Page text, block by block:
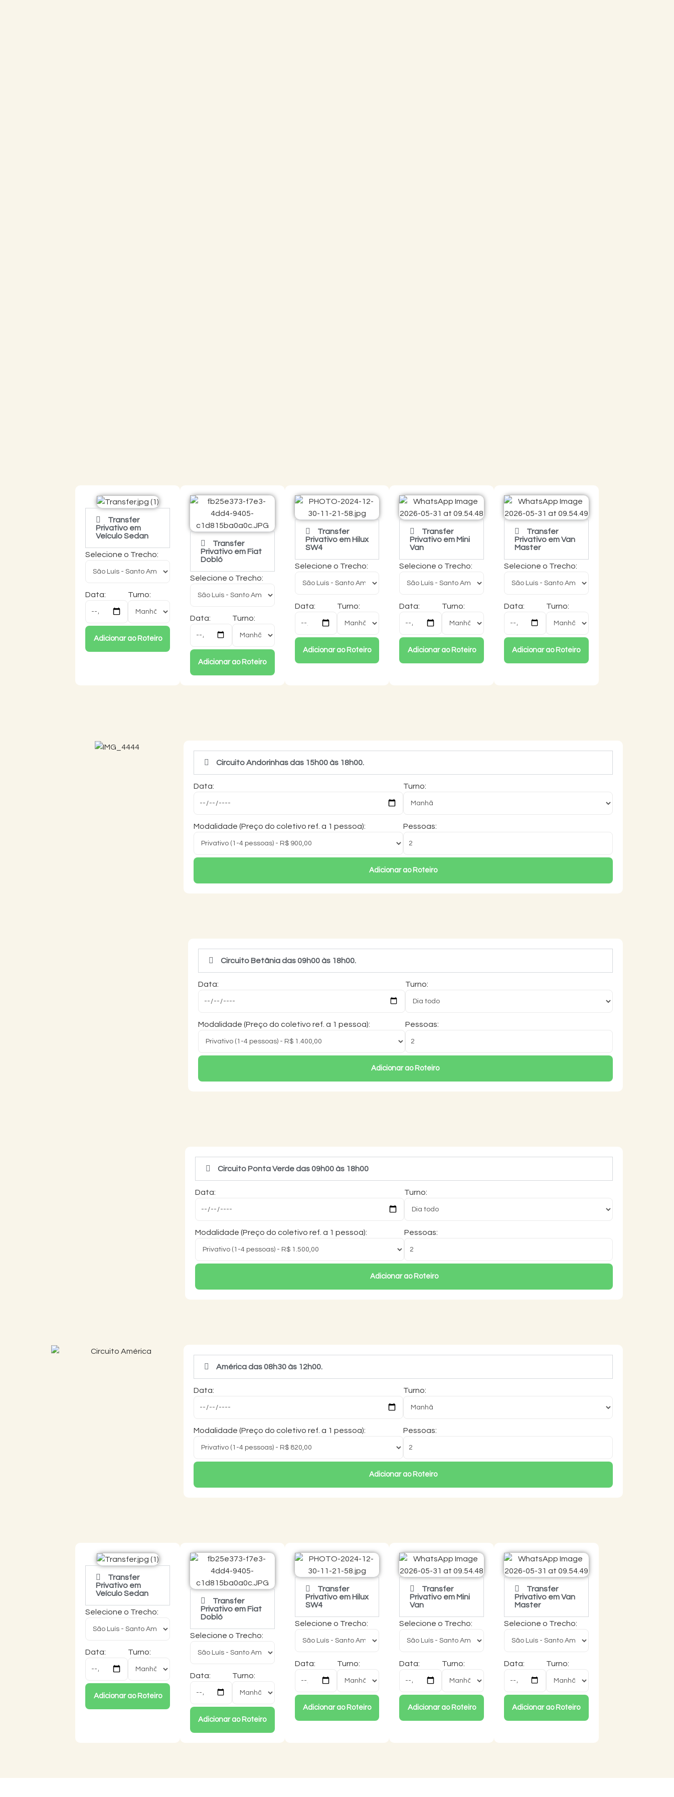
Transfer
Privativo em
Veículo Sedan
Selecione o Trecho:
Data: Turno:
Adicionar ao Roteiro
Transfer
Privativo em Fiat
Dobló
Selecione o Trecho:
Data: Turno:
Adicionar ao Roteiro
Transfer
Privativo em Hilux
SW4
Selecione o Trecho:
Data: Turno:
Adicionar ao Roteiro
Transfer
Privativo em Mini
Van
Selecione o Trecho:
Data: Turno:
Adicionar ao Roteiro
Transfer
Privativo em Van
Master
Selecione o Trecho:
Data: Turno:
Adicionar ao Roteiro
Circuito Andorinhas das 15h00 às 18h00.
Data: Turno:
Modalidade (Preço do coletivo ref. a 1 pessoa): Pessoas:
Adicionar ao Roteiro
Circuito Betânia das 09h00 às 18h00.
Data: Turno:
Modalidade (Preço do coletivo ref. a 1 pessoa): Pessoas:
Adicionar ao Roteiro
Circuito Ponta Verde das 09h00 às 18h00
Data: Turno:
Modalidade (Preço do coletivo ref. a 1 pessoa): Pessoas:
Adicionar ao Roteiro
América das 08h30 às 12h00.
Data: Turno:
Modalidade (Preço do coletivo ref. a 1 pessoa): Pessoas:
Adicionar ao Roteiro
Transfer
Privativo em
Veículo Sedan
Selecione o Trecho:
Data: Turno:
Adicionar ao Roteiro
Transfer
Privativo em Fiat
Dobló
Selecione o Trecho:
Data: Turno:
Adicionar ao Roteiro
Transfer
Privativo em Hilux
SW4
Selecione o Trecho:
Data: Turno:
Adicionar ao Roteiro
Transfer
Privativo em Mini
Van
Selecione o Trecho:
Data: Turno:
Adicionar ao Roteiro
Transfer
Privativo em Van
Master
Selecione o Trecho:
Data: Turno:
Adicionar ao Roteiro